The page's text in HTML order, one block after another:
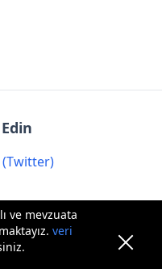
ve mevzuata
veri
(Twitter)